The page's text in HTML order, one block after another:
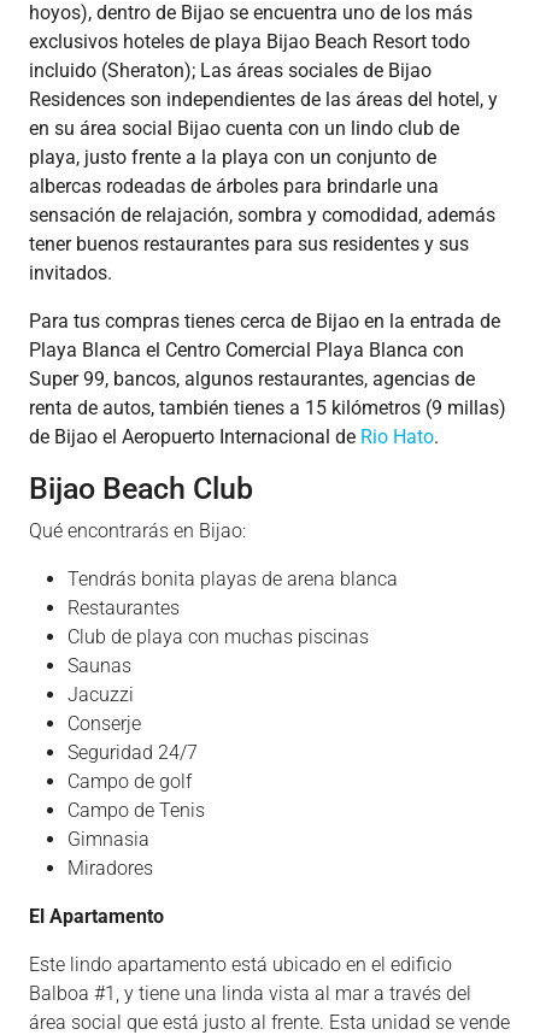
hoyos), dentro de Bijao se encuentra uno de los más
exclusivos hoteles de playa Bijao Beach Resort todo
incluido (Sheraton); Las áreas sociales de Bijao
Residences son independientes de las áreas del hotel, y
en su área social Bijao cuenta con un lindo club de
playa, justo frente a la playa con un conjunto de
albercas rodeadas de árboles para brindarle una
sensación de relajación, sombra y comodidad, además
tener buenos restaurantes para sus residentes y sus
invitados.
Para tus compras tienes cerca de Bijao en la entrada de
Playa Blanca el Centro Comercial Playa Blanca con
Super 99, bancos, algunos restaurantes, agencias de
renta de autos, también tienes a 15 kilómetros (9 millas)
de Bijao el Aeropuerto Internacional de Rio Hato.
Bijao Beach Club
Qué encontrarás en Bijao:
Tendrás bonita playas de arena blanca
Restaurantes
Club de playa con muchas piscinas
Saunas
Jacuzzi
Conserje
Seguridad 24/7
Campo de golf
Campo de Tenis
Gimnasia
Miradores
El Apartamento
Este lindo apartamento está ubicado en el edificio
Balboa #1, y tiene una linda vista al mar a través del
área social que está justo al frente. Esta unidad se vende